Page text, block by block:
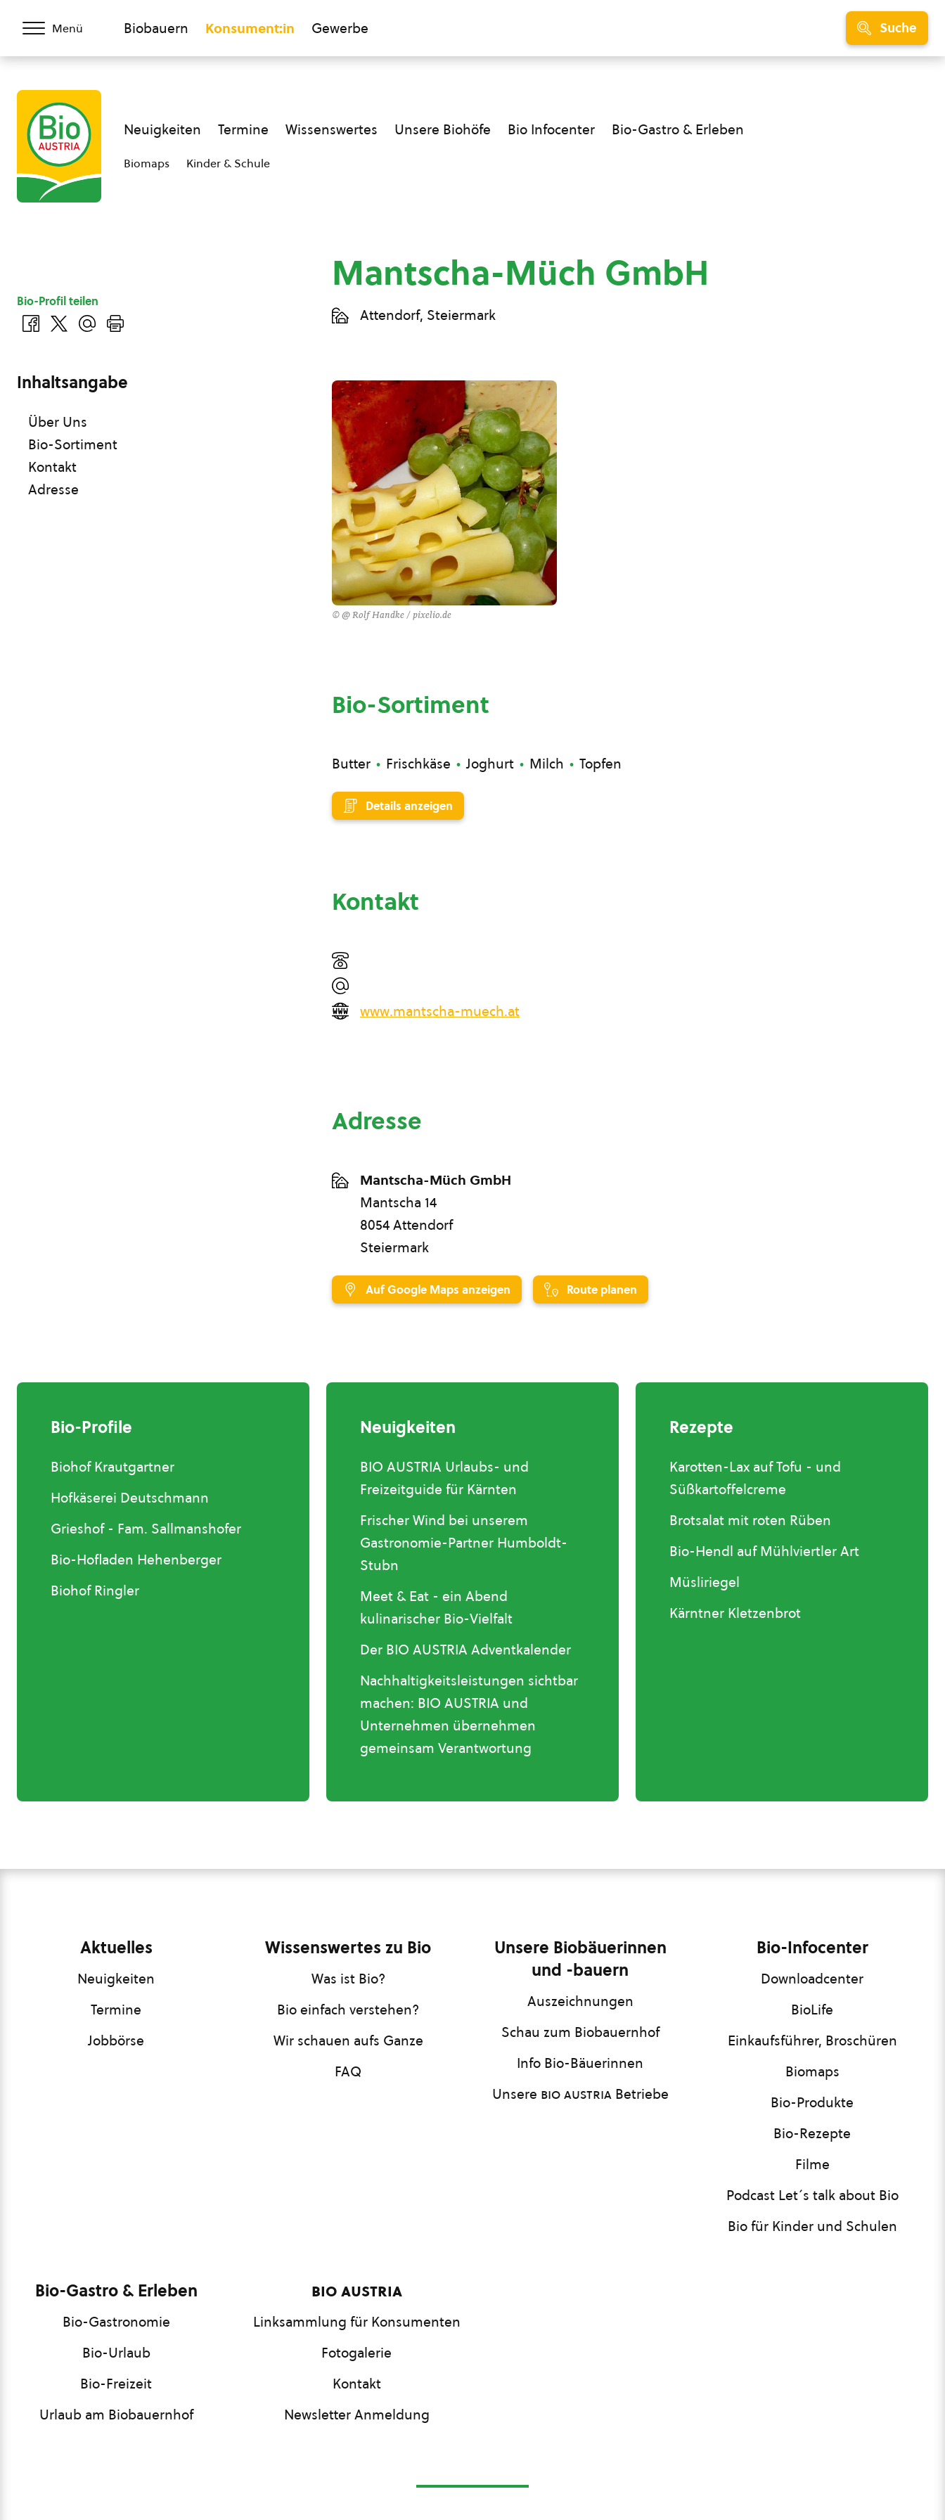
Menü Biobauern Konsument:in Gewerbe Suche
Neuigkeiten Termine Wissenswertes Unsere Biohöfe Bio Infocenter Bio-Gastro & Erleben
Biomaps Kinder & Schule
Mantscha-Müch GmbH
Attendorf, Steiermark
© @ Rolf Handke / pixelio.de
Bio-Sortiment
Butter Frischkäse Joghurt Milch Topfen
Details anzeigen
Kontakt
www.mantscha-muech.at
Adresse
Mantscha-Müch GmbH
Mantscha 14
8054 Attendorf
Steiermark
Auf Google Maps anzeigen Route planen
Bio-Profil teilen
Inhaltsangabe
Über Uns
Bio-Sortiment
Kontakt
Adresse
Bio-Profile
Biohof Krautgartner
Hofkäserei Deutschmann
Grieshof - Fam. Sallmanshofer
Bio-Hofladen Hehenberger
Biohof Ringler
Neuigkeiten
BIO AUSTRIA Urlaubs- und
Freizeitguide für Kärnten
Frischer Wind bei unserem
Gastronomie-Partner Humboldt-
Stubn
Meet & Eat - ein Abend
kulinarischer Bio-Vielfalt
Der BIO AUSTRIA Adventkalender
Nachhaltigkeitsleistungen sichtbar
machen: BIO AUSTRIA und
Unternehmen übernehmen
gemeinsam Verantwortung
Rezepte
Karotten-Lax auf Tofu - und
Süßkartoffelcreme
Brotsalat mit roten Rüben
Bio-Hendl auf Mühlviertler Art
Müsliriegel
Kärntner Kletzenbrot
Aktuelles
Neuigkeiten
Termine
Jobbörse
Wissenswertes zu Bio
Was ist Bio?
Bio einfach verstehen?
Wir schauen aufs Ganze
FAQ
Unsere Biobäuerinnen
und -bauern
Auszeichnungen
Schau zum Biobauernhof
Info Bio-Bäuerinnen
Unsere bio austriaBetriebe
Bio-Infocenter
Downloadcenter
BioLife
Einkaufsführer, Broschüren
Biomaps
Bio-Produkte
Bio-Rezepte
Filme
Podcast Let´s talk about Bio
Bio für Kinder und Schulen
Bio-Gastro & Erleben
Bio-Gastronomie
Bio-Urlaub
Bio-Freizeit
Urlaub am Biobauernhof
bio austria
Linksammlung für Konsumenten
Fotogalerie
Kontakt
Newsletter Anmeldung